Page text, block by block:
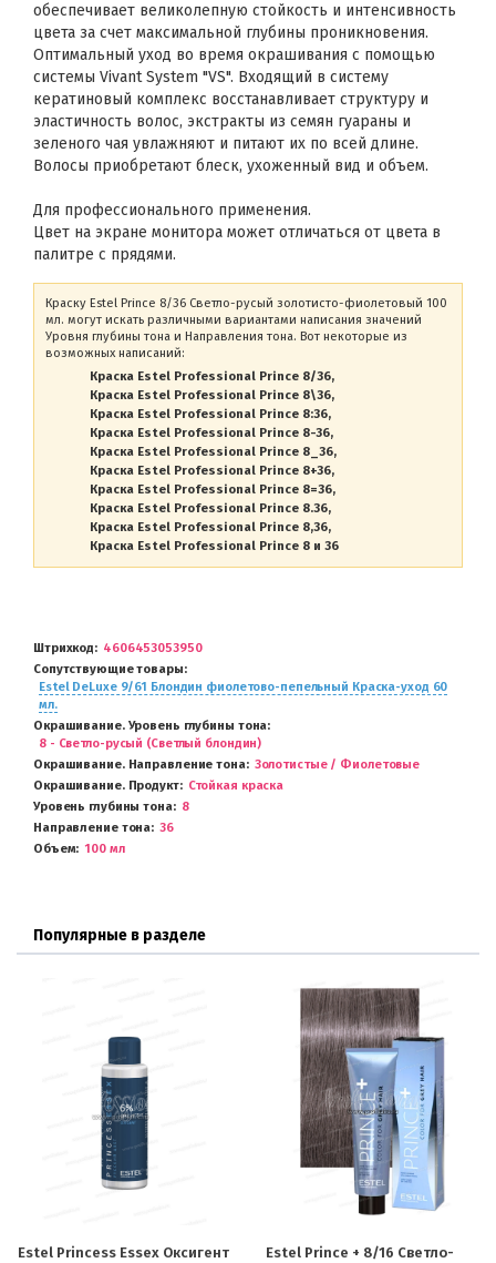
обеспечивает великолепную стойкость и интенсивность
цвета за счет максимальной глубины проникновения.
Оптимальный уход во время окрашивания с помощью
системы Vivant System "VS". Входящий в систему
кератиновый комплекс восстанавливает структуру и
эластичность волос, экстракты из семян гуараны и
зеленого чая увлажняют и питают их по всей длине.
Волосы приобретают блеск, ухоженный вид и объем.
Для профессионального применения.
Цвет на экране монитора может отличаться от цвета в
палитре с прядями.
Краску Estel Prince 8/36 Светло-русый золотисто-фиолетовый 100
мл. могут искать различными вариантами написания значений
Уровня глубины тона и Направления тона. Вот некоторые из
возможных написаний:
Краска Estel Professional Prince 8/36
Краска Estel Professional Prince 8\36
Краска Estel Professional Prince 8:36
Краска Estel Professional Prince 8-36
Краска Estel Professional Prince 8_36
Краска Estel Professional Prince 8+36
Краска Estel Professional Prince 8=36
Краска Estel Professional Prince 8.36
Краска Estel Professional Prince 8,36
Краска Estel Professional Prince 8 и 36
Штрихкод
4606453053950
Сопутствующие товары
Estel DeLuxe 9/61 Блондин фиолетово-пепельный Краска-уход 60
мл.
Окрашивание. Уровень глубины тона
8 - Светло-русый (Светлый блондин)
Окрашивание. Направление тона
Золотистые / Фиолетовые
Окрашивание. Продукт
Стойкая краска
Уровень глубины тона
8
Направление тона
36
Объем
100 мл
Популярные в разделе
Estel Princess Essex Оксигент Estel Prince + 8/16 Светло-